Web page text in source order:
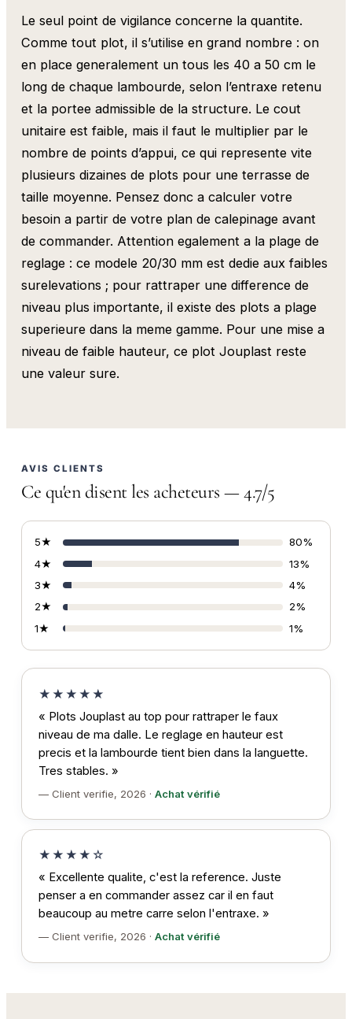
Le seul point de vigilance concerne la quantite.
Comme tout plot, il s’utilise en grand nombre : on
en place generalement un tous les 40 a 50 cm le
long de chaque lambourde, selon l’entraxe retenu
et la portee admissible de la structure. Le cout
unitaire est faible, mais il faut le multiplier par le
nombre de points d’appui, ce qui represente vite
plusieurs dizaines de plots pour une terrasse de
taille moyenne. Pensez donc a calculer votre
besoin a partir de votre plan de calepinage avant
de commander. Attention egalement a la plage de
reglage : ce modele 20/30 mm est dedie aux faibles
surelevations ; pour rattraper une difference de
niveau plus importante, il existe des plots a plage
superieure dans la meme gamme. Pour une mise a
niveau de faible hauteur, ce plot Jouplast reste
une valeur sure.
AVIS CLIENTS
Ce qu'en disent les acheteurs — 4.7/5
5★
80%
4★
13%
3★
4%
2★
2%
1★
1%
★★★★★
« Plots Jouplast au top pour rattraper le faux
niveau de ma dalle. Le reglage en hauteur est
precis et la lambourde tient bien dans la languette.
Tres stables. »
— Client verifie, 2026 · Achat vérifié
★★★★☆
« Excellente qualite, c'est la reference. Juste
penser a en commander assez car il en faut
beaucoup au metre carre selon l'entraxe. »
— Client verifie, 2026 · Achat vérifié